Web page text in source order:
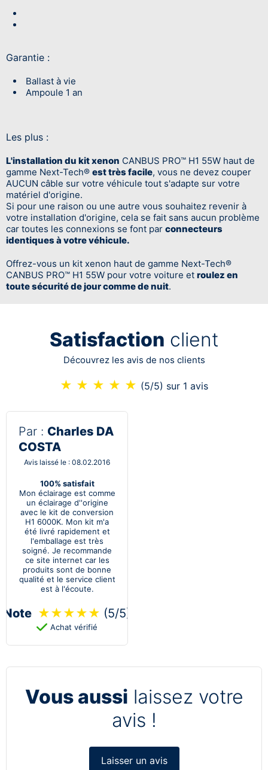
Garantie :
Ballast à vie
Ampoule 1 an
Les plus :
L'installation du kit xenon CANBUS PRO™ H1 55W haut de
gamme Next-Tech® est très facile, vous ne devez couper
AUCUN câble sur votre véhicule tout s'adapte sur votre
matériel d'origine.
Si pour une raison ou une autre vous souhaitez revenir à
votre installation d'origine, cela se fait sans aucun problème
car toutes les connexions se font par connecteurs
identiques à votre véhicule.
Offrez-vous un kit xenon haut de gamme Next-Tech®
CANBUS PRO™ H1 55W pour votre voiture et roulez en
toute sécurité de jour comme de nuit.
Satisfaction client
Découvrez les avis de nos clients
★ ★ ★ ★ ★ (5/5) sur 1 avis
Par : Charles DA
COSTA
Avis laissé le : 08.02.2016
100% satisfait
Mon éclairage est comme
un éclairage d''origine
avec le kit de conversion
H1 6000K. Mon kit m'a
été livré rapidement et
l'emballage est très
soigné. Je recommande
ce site internet car les
produits sont de bonne
qualité et le service client
est à l'écoute.
Note ★★★★★ (5/5)
Achat vérifié
Vous aussi laissez votre
avis !
Laisser un avis